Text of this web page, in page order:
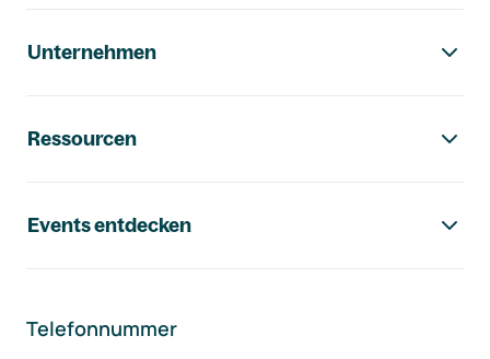
Unternehmen
Ressourcen
Events entdecken
Telefonnummer